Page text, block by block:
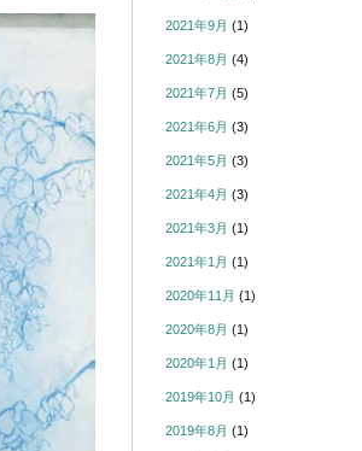
2021年9月 (1)
2021年8月 (4)
2021年7月 (5)
2021年6月 (3)
2021年5月 (3)
2021年4月 (3)
2021年3月 (1)
2021年1月 (1)
2020年11月 (1)
2020年8月 (1)
2020年1月 (1)
2019年10月 (1)
2019年8月 (1)